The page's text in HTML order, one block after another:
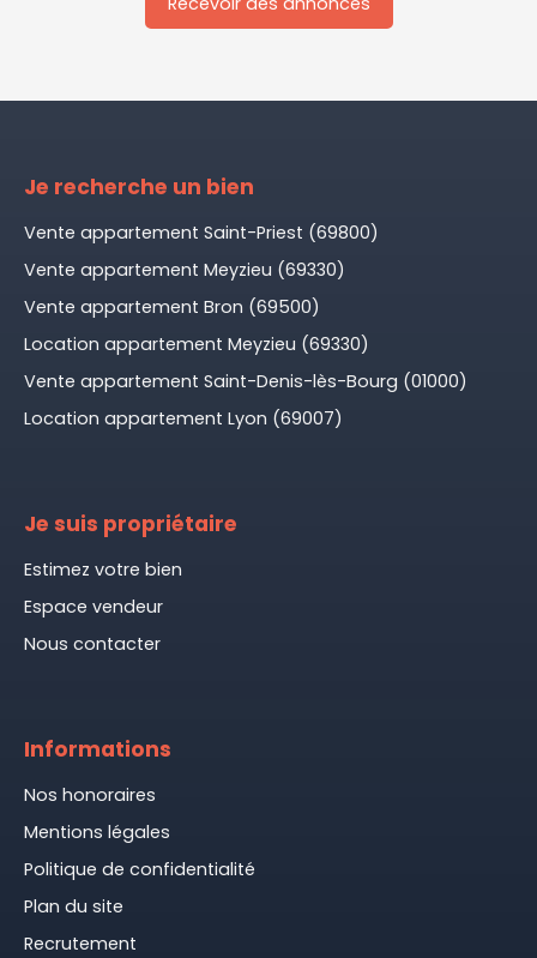
Je recherche un bien
Vente appartement Saint-Priest (69800)
Vente appartement Meyzieu (69330)
Vente appartement Bron (69500)
Location appartement Meyzieu (69330)
Vente appartement Saint-Denis-lès-Bourg (01000)
Location appartement Lyon (69007)
Je suis propriétaire
Estimez votre bien
Espace vendeur
Nous contacter
Informations
Nos honoraires
Mentions légales
Politique de confidentialité
Plan du site
Recrutement